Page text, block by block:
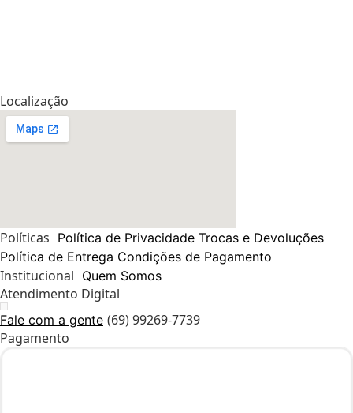
Localização
Políticas Política de Privacidade Trocas e Devoluções
Política de Entrega Condições de Pagamento
Institucional Quem Somos
Atendimento Digital
Fale com a gente (69) 99269-7739
Pagamento